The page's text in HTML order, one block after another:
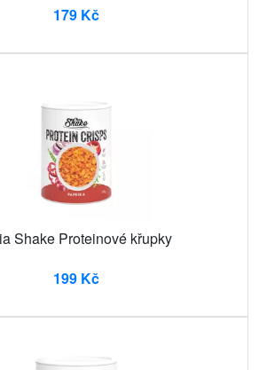
179 Kč
Shake Proteinové křupky
199 Kč